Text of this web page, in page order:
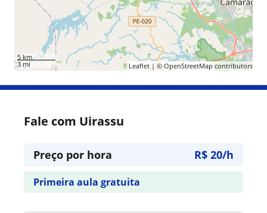
5 km
3 mi
Leaflet| ©OpenStreetMap contributors
Fale com Uirassu
Preço por hora R$ 20/h
Primeira aula gratuita